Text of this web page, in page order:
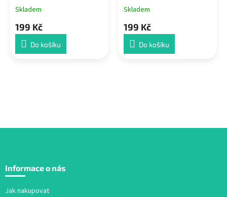
Skladem
199 Kč
Do košíku
Skladem
199 Kč
Do košíku
p
Informace o nás
Jak nakupovat